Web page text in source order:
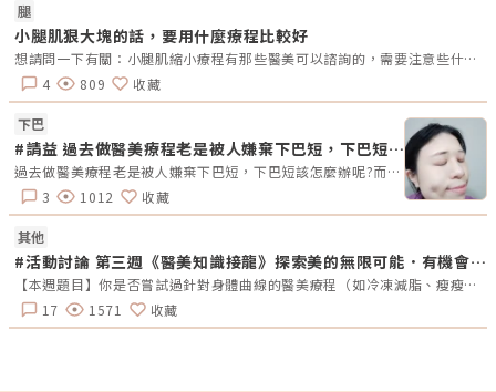
做甲狀腺檢查，也真的幫客戶提早發現問題，提早治療。後來客人非常感謝
景賀，也成為景賀最忠實的顧客。體態決定健康！EMSCULPT NEO減脂塑
肌，輕鬆練出馬甲線EMSCULPT NEO擁有專利熱磁雙科技，同步3效，同時
實現減脂、緊實和增肌，療程僅需30分鐘。圖/醫美圈圈 攝另一個景賀唯一
不變的地方，就是執行長創新求變的精神。「她在引進新的器材時，真的毫
不手軟！」副院長陳信志笑著說，只要有新的醫療器材，她就會想試一試，
試過之後覺得產品確實不錯，她就想要買回來，「所以你可以看到我們家其
實明明是一間醫美診所，但是像NEO熱磁減脂、高壓氧艙…等，這些項目我
們也有，就是因為老闆覺得好用。」所以景賀的服務項目相當完整，從醫學
美容、整型外科到整合醫學如基因檢測、再生醫學等，像現在最夯的
EMSCULPT NEO熱磁減脂，執行長也是搶先入手。陳信志醫師分析
EMSCULPT NEO不只適合產後腹部鬆垮的媽媽，想要減脂緊實、練腹肌的
運動人士、愛美一族，甚至是三高族、不愛運動的懶人族，都很適合。他進
一步說明，有些人即便是有運動習慣，但若沒有鍛鍊到核心肌群，或是練到
對的部位，脂肪就是減不掉；有些人體重控制的很好，但對局部線條就是不
滿意。這時他就會建議一周做30分鐘的EMSCULPT NEO。專利的新一代
HIFEM電磁技術可以深入皮下組織7公分，透過高強度聚焦電磁能量，搭配
上RF同步減脂電波，達到減少脂肪厚度、增肌、緊實的效果，輕鬆練出女神
級馬甲線！在健康層面上，還能提升基礎代謝率，打造易瘦體質，根據國際
期刊報告，證實還能減少內臟脂肪！他同時也會建議客戶在NEO療程之後，
可以運用EMBODY核心美力療程進行肌肉長期保養，打造高代謝體質，維持
腿
小腿肌狠大塊的話，要用什麼療程比較好
想請問一下有關：小腿肌縮小療程有那些醫美可以諮詢的，需要注意些什麼？因為網路上很少案例～有點怕怕的～
4
809 收藏
下巴
#請益 過去做醫美療程老是被人嫌棄下巴短，下巴短該怎麼辦呢?
過去做醫美療程老是被人嫌棄下巴短，下巴短該怎麼辦呢?而且好像也有出現一些雙下巴的情況!
3
1012 收藏
其他
#活動討論 第三週《醫美知識接龍》探索美的無限可能．有機會贏取專屬好禮
【本週題目】你是否嘗試過針對身體曲線的醫美療程（如冷凍減脂、瘦瘦針等）？是什麼原因讓你想做這項療程？這療程花費大約多少？【本週活動時間】10/28（一）AM09:00-11/03（日） PM23:59【活動獎勵】《7-11購物金50元》抽10名會員【活動方式】活動期間每週一AM09:00將在活動討論區發布討論主題，請在該討論主題回覆符合問題的留言。若經查詢發佈無意義的回文，則喪失抽獎、獲獎資格。例如：非主題回覆、未完整回覆等。將從符合留言規則的參與者中抽出 10名「專業討論獎」得獎者。此外，官方還會評選出最佳留言者，這些留言者將優先納入抽獎範圍，以提升其被抽中的機會。於每週日23:59留言截止，經核對皆符合活動規範，將於次週一抽出10名幸運得獎者。乙組會員帳號當週僅限留言乙次。若當週獲獎的會員帳號，次週仍可參與留言和抽獎。會員連續4週參與醫美知識接龍活動者，將有額外抽「每週成就獎」的機會，可獲得「7-11購物金100元」作為獎勵。每週一於討論區對應主題最下方公布得獎名單，並且用站內信通知得獎會員須加入「醫美圈圈官方LINE」以利獎勵發放。
17
1571 收藏